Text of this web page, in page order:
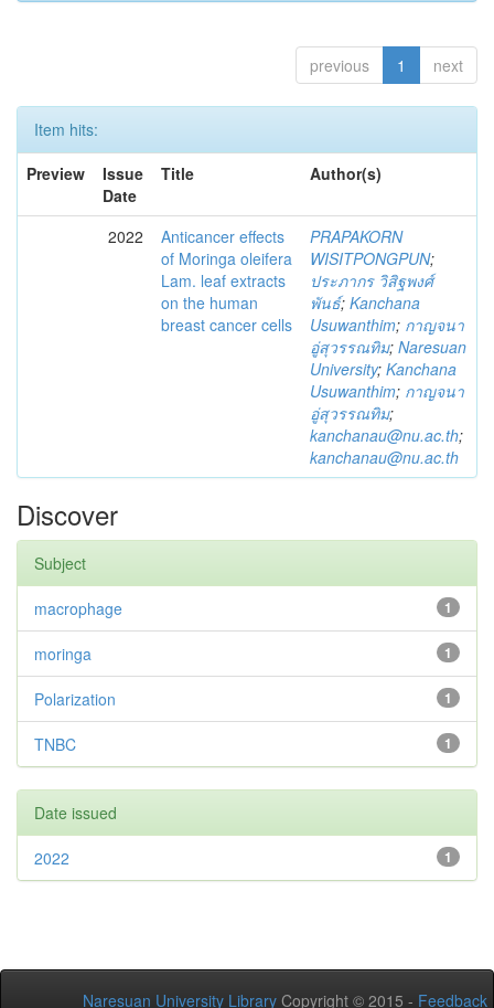
previous 1 next
Item hits:
Preview
Issue
Date
Title Author(s)
2022
Anticancer effects
of Moringa oleifera
Lam. leaf extracts
on the human
breast cancer cells
PRAPAKORN
WISITPONGPUN;
ประภากร วิสิฐพงศ์
พันธ์; Kanchana
Usuwanthim; กาญจนา
อู่สุวรรณทิม; Naresuan
University; Kanchana
Usuwanthim; กาญจนา
อู่สุวรรณทิม;
kanchanau@nu.ac.th;
kanchanau@nu.ac.th
Discover
Subject
1
macrophage
1
moringa
1
Polarization
1
TNBC
Date issued
1
2022
Naresuan University Library Copyright © 2015 - Feedback